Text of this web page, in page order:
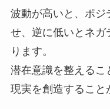
波動が高いと、ポ
せ、逆に低いとネガ
ります。
潜在意識を整えるこ
現実を創造すること